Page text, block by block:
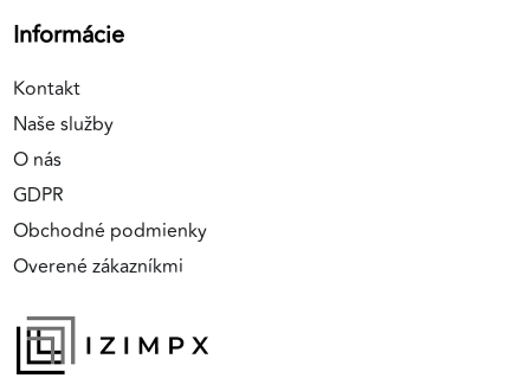
Informácie
Kontakt
Naše služby
O nás
GDPR
Obchodné podmienky
Overené zákazníkmi